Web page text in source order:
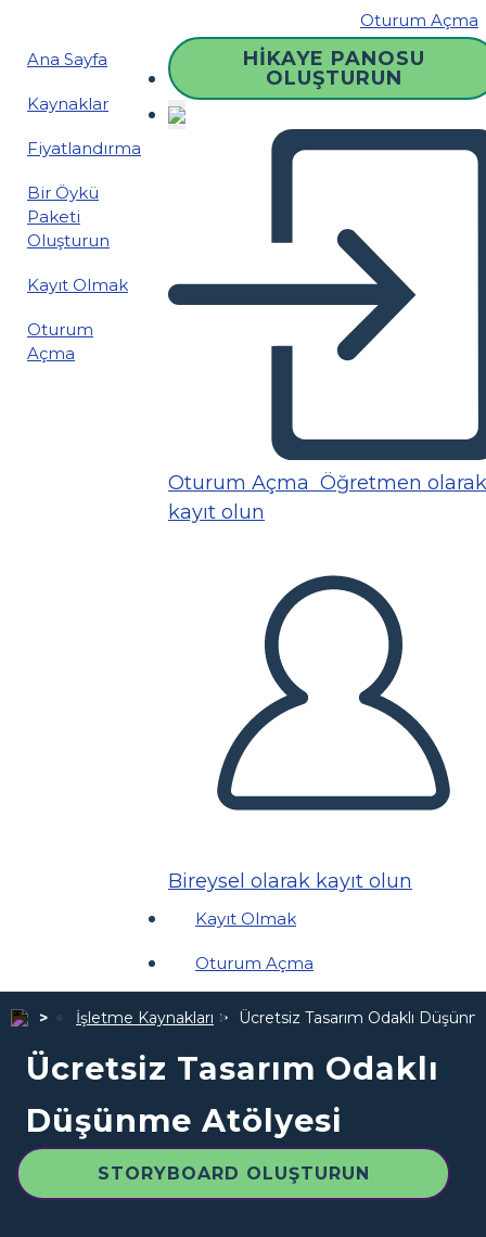
Oturum Açma
Ana Sayfa
Kaynaklar
Fiyatlandırma
Bir Öykü
Paketi
Oluşturun
Kayıt Olmak
Oturum
Açma
HIKAYE PANOSU
OLUŞTURUN
Oturum Açma Öğretmen olarak
kayıt olun
Bireysel olarak kayıt olun
Kayıt Olmak
Oturum Açma
İşletme Kaynakları Ücretsiz Tasarım Odaklı
Ücretsiz Tasarım Odaklı
Düşünme Atölyesi
STORYBOARD OLUŞTURUN